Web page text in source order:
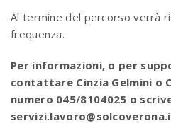
Al termine del percorso verrà
frequenza.
Per informazioni, o per
contattare Cinzia Gelmini o
numero 045/8104025 o